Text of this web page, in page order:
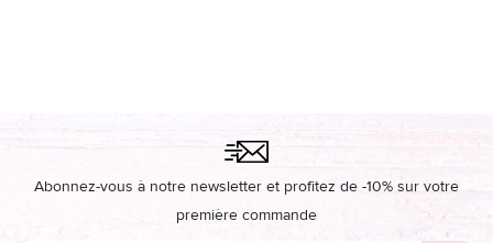
Abonnez-vous à notre newsletter et profitez de -10% sur votre
première commande